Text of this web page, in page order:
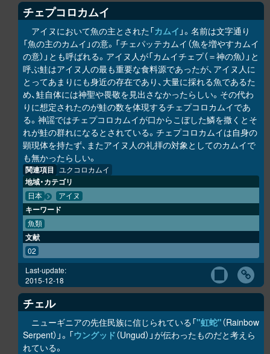
チェプコロカムイ
アイヌにおいて魚の主とされた「カムイ 」。名前は文字通り
「魚の主のカムイ」の意。「チェパッテカムイ（魚を増やすカムイ
の意）」とも呼ばれる。アイヌ人が「カムイチェプ（＝神の魚）」と
呼ぶ鮭はアイヌ人の最も重要な食料源であったが、アイヌ人に
とってあまりにも身近の存在であり、大量に採れる魚であるた
め、鮭自体には神聖や畏敬を見出さなかったらしい。その代わ
りに想定されたのが鮭の数を体現するチェプコ ロカムイであ
る。神謡ではチェプコ ロカムイが口からこぼした鱗を撒くとそ
れが鮭の群れになるとされている。チェプコ ロカムイは自身の
顕現体を持たず、またアイヌ人の礼拝の対象としてのカムイで
も無かったらしい。
関連項目 ユ ク コ ロカムイ
地域・カテゴリ
日本 アイヌ
キーワード
魚類
文献
02
Last-update:
2015-12-18
チェル
ニューギニアの先住民族に信じられている「"虹蛇"（Rainbow
Serpent）」。「ウングッド（Ungud）」が伝わったものだと考えら
れている。